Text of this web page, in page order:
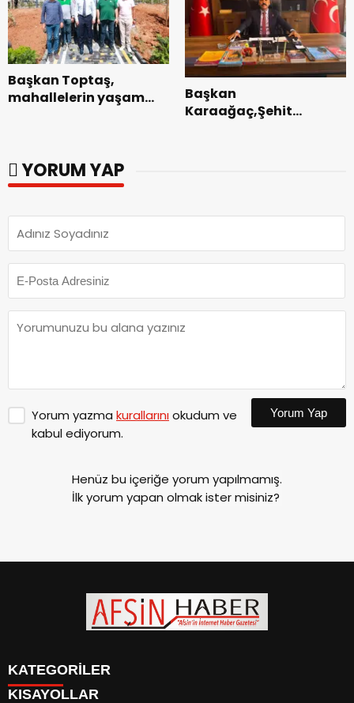
Başkan Toptaş,
mahallelerin yaşam
Başkan
Karaağaç,Şehit
YORUM YAP
Yorum yazma kurallarınıokudum ve
kabul ediyorum.
Yorum Yap
Henüz bu içeriğe yorum yapılmamış.
İlk yorum yapan olmak ister misiniz?
KATEGORİLER
KISAYOLLAR